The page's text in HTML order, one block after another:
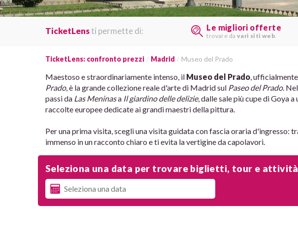
TicketLensti permette di: Le migliori offerte
trovare da vari siti web
TicketLens: confronto prezzi Madrid Museo del Prado
Maestoso e straordinariamente intenso, il Museo del Prado , ufficialmente
Prado, è la grande collezione reale d'arte di Madrid sul Paseo del Prado.
passi da Las Meninasa Il giardino delle delizie, dalle sale più cupe di Goya
raccolte europee dedicate ai grandi maestri della pittura.
Per una prima visita, scegli una visita guidata con fascia oraria d'ingresso:
immenso in un racconto chiaro e ti evita la vertigine da capolavori.
Seleziona una data per trovare biglietti, tour e